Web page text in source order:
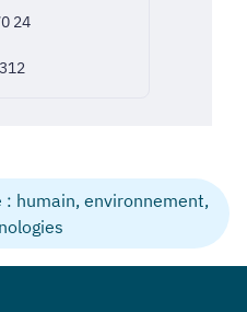
24
humain, environnement,